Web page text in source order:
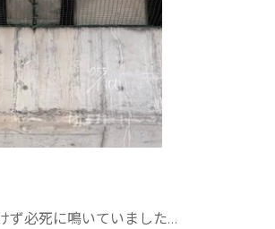
ず必死に鳴いていました…